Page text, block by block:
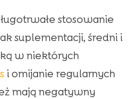
stosowanie
suplementacji, średni i
w niektórych
i omijanie regularnych
mają negatywny